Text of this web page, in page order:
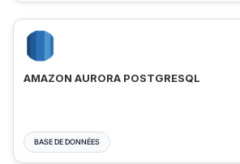
AMAZON AURORA POSTGRESQL
BASE DE DONNÉES